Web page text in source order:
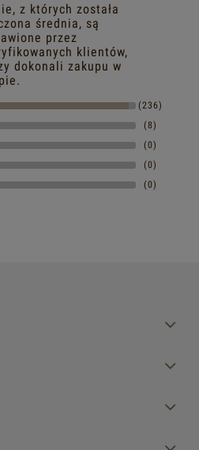
z których została
średnia, są
przez
klientów,
dokonali zakupu w
(236)
(8)
(0)
(0)
(0)